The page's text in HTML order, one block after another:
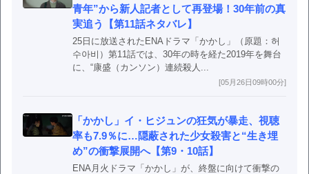
青年”から新人記者として再登場！30年前の真
実追う【第11話ネタバレ】
25日に放送されたENAドラマ「かかし」（原題：허
수아비）第11話では、30年の時を経た2019年を舞台
に、“康盛（カンソン）連続殺人...
[05月26日09時00分]
「かかし」イ・ヒジュンの狂気が暴走、視聴
率も7.9％に…隠蔽された少女殺害と“生き埋
め”の衝撃展開へ【第9・10話】
ENA月火ドラマ「かかし」が、終盤に向けて衝撃の